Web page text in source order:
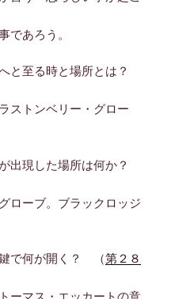
であろう。
と至る時と場所とは？
ストンベリー・グロー
出現した場所は何か？
ローブ。ブラックロッジ
で何が開く？ （第２８
ーマス・エッカートの意